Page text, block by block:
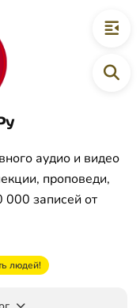
аудио и видео
проповеди,
записей от
людей!